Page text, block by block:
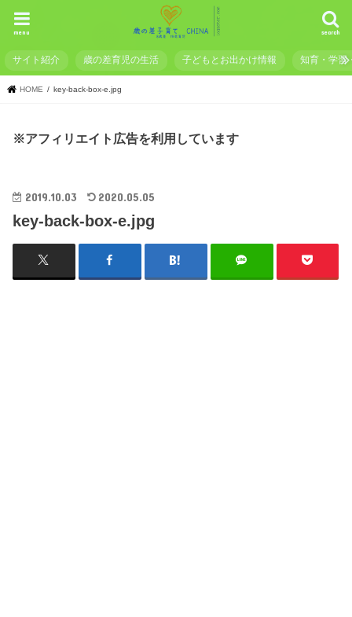
search
menu
サイト紹介 歳の差育児の生活 子どもとお出かけ情報 知育・学習
HOME key-back-box-e.jpg
※アフィリエイト広告を利用しています
2019.10.03 2020.05.05
key-back-box-e.jpg